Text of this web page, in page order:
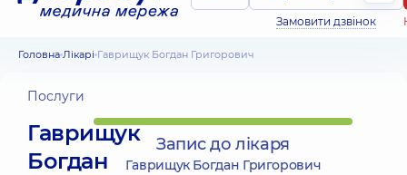
Замовити дзвінок
Головна Лікарі Гаврищук Богдан Григорович
Послуги
Гаврищук
Богдан
Запис до лікаря
Гаврищук Богдан Григорович